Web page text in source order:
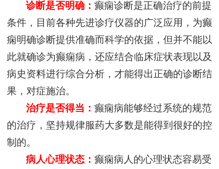
诊断是否明确：癫痫诊断是正确治疗的前提
条件，目前各种先进诊疗仪器的广泛应用，为癫
痫明确诊断提供准确而科学的依据，但并不能以
此就确诊为癫痫病，还应结合临床症状表现以及
病史资料进行综合分析，才能得出正确的诊断结
果，对症施治。
治疗是否得当：癫痫病能够经过系统的规范
的治疗，坚持规律服药大多数是能得到很好的控
制的。
病人心理状态：癫痫病人的心理状态容易受